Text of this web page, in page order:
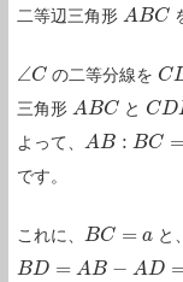
二等辺三角形 ABC
ABC
∠C
∠C の二等分線をC
CD
三角形 ABC
ABC とCD
CDB
よって、 AB : BC
AB:B C=BC B
です。
これに、 BC = a
BC= a
と、
BD = AB − AD
BD= AB −AD= AB−a